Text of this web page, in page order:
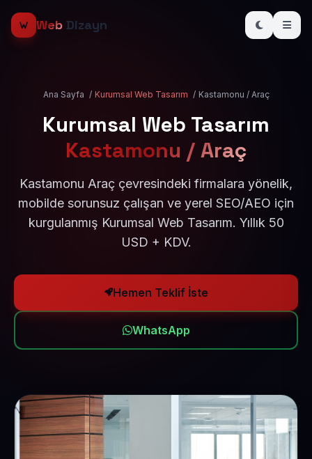
Web Dizayn
Ana Sayfa / Kurumsal Web Tasarım / Kastamonu / Araç
Kurumsal Web Tasarım
Kastamonu / Araç
Kastamonu Araç çevresindeki firmalara yönelik,
mobilde sorunsuz çalışan ve yerel SEO/AEO için
kurgulanmış Kurumsal Web Tasarım. Yıllık 50
USD + KDV.
Hemen Teklif İste
WhatsApp